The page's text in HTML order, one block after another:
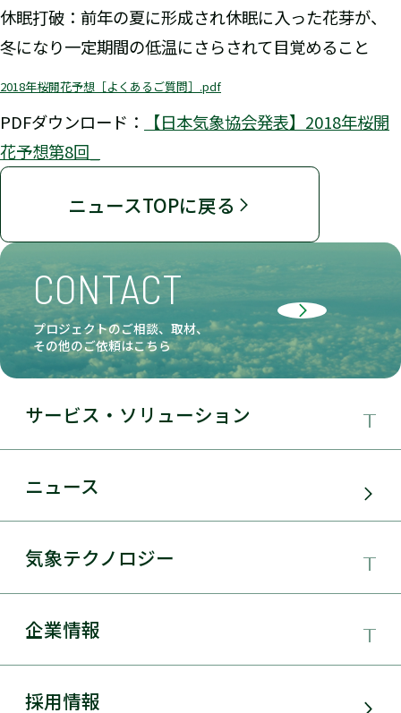
休眠打破：前年の夏に形成され休眠に入った花芽が、
冬になり一定期間の低温にさらされて目覚めること
2018年桜開花予想［よくあるご質問］.pdf
PDFダウンロード：
【日本気象協会発表】2018年桜開
花予想第8回_
ニュースTOPに戻る
CONTACT
プロジェクトのご相談、取材、
その他のご依頼はこちら
サービス・ソリューション
サービス・ソリューション
太陽光発電
ニュース
気象テクノロジー
気象テクノロジー
総合数値気象予測システムSYNFOS
企業情報
日本気象協会とは
採用情報